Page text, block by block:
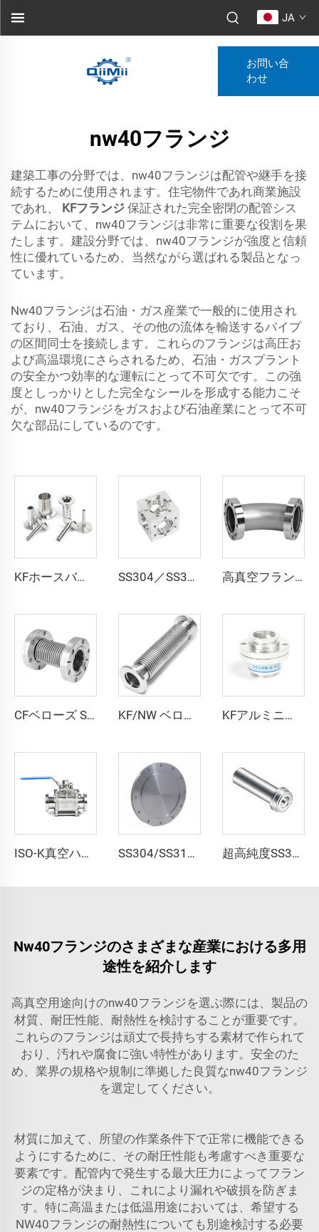
JA
お問い合
わせ
nw40フランジ
建築工事の分野では、nw40フランジは配管や継手を接
続するために使用されます。住宅物件であれ商業施設
であれ、 KFフランジ 保証された完全密閉の配管シス
テムにおいて、nw40フランジは非常に重要な役割を果
たします。建設分野では、nw40フランジが強度と信頼
性に優れているため、当然ながら選ばれる製品となっ
ています。
Nw40フランジは石油・ガス産業で一般的に使用され
ており、石油、ガス、その他の流体を輸送するパイプ
の区間同士を接続します。これらのフランジは高圧お
よび高温環境にさらされるため、石油・ガスプラント
の安全かつ効率的な運転にとって不可欠です。この強
度としっかりとした完全なシールを形成する能力こそ
が、nw40フランジをガスおよび石油産業にとって不可
欠な部品にしているのです。
KFホースバーブアダプター 真空用 SS304 SS316L ホースバーブアダプター KF16-KF50 NW16-NW50 ステンレス鋼製真空継手 半導体用 SS304／SS316L UHV 超高真空用CF16-CF200 高真空CF 6方向キューブ ステンレス鋼製 無溶接一体切削加工品 超高品質パイプ継手 フランジ 高真空フランジ ステンレス鋼製 SS304 SS316L CF 90度エルボ 回転式ベンド CF16-CF100 フランジ 通孔 3/4"-4" パイプ継手
CFベローズ SUS304 SUS316L ステンレス鋼 鍛造品 CF16/CF35/CF63 柔軟性ベローズホース 高真空継手 固定・回転可能フランジ KF/NW ベローズ真空継手 SS304 SS316L 柔軟性波状チューブ KF16-KF100 ホース 鍛造ベローズ ステンレススチール スパイラルチューブ 曲げ可能 長さLはカスタマイズ可能 KFアルミニウム製チェックバルブ、NW25/NW40フランジ付き真空チェックバルブ、逆止弁、KF25/KF40本体、FKMシール付き
ISO-K真空ハンドル SS304 SS316Lプラットフォームボールバルブ ISO63-ISO100 ステンレス鋼製 NW63/NW80/NW100径 3ピースボールバルブ SS304/SS316L ISO-F 固定ボルト付きブラインドフランジ ISO63-ISO630 真空継手 ステンレス鋼 NW63/NW630 高品質真空フランジ 超高純度SS316L高流量ロンググランドステンレス鋼高真空QCR継手BA/EP製品
Nw40フランジのさまざまな産業における多用
途性を紹介します
高真空用途向けのnw40フランジを選ぶ際には、製品の
材質、耐圧性能、耐熱性を検討することが重要です。
これらのフランジは頑丈で長持ちする素材で作られて
おり、汚れや腐食に強い特性があります。安全のた
め、業界の規格や規制に準拠した良質なnw40フランジ
を選定してください。
材質に加えて、所望の作業条件下で正常に機能できる
ようにするために、その耐圧性能も考慮すべき重要な
要素です。配管内で発生する最大圧力によってフラン
ジの定格が決まり、これにより漏れや破損を防ぎま
す。特に高温または低温用途においては、希望する
NW40フランジの耐熱性についても別途検討する必要